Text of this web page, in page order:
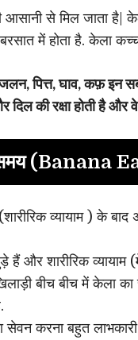
आसानी से मिल जाता है|
में होता है. केला
पित्त, घाव, कफ़ इन
की रक्षा होती है और वे
(Banana
व्यायाम ) के बाद
और शारीरिक व्यायाम
बीच बीच में केला
करना बहुत लाभकारी